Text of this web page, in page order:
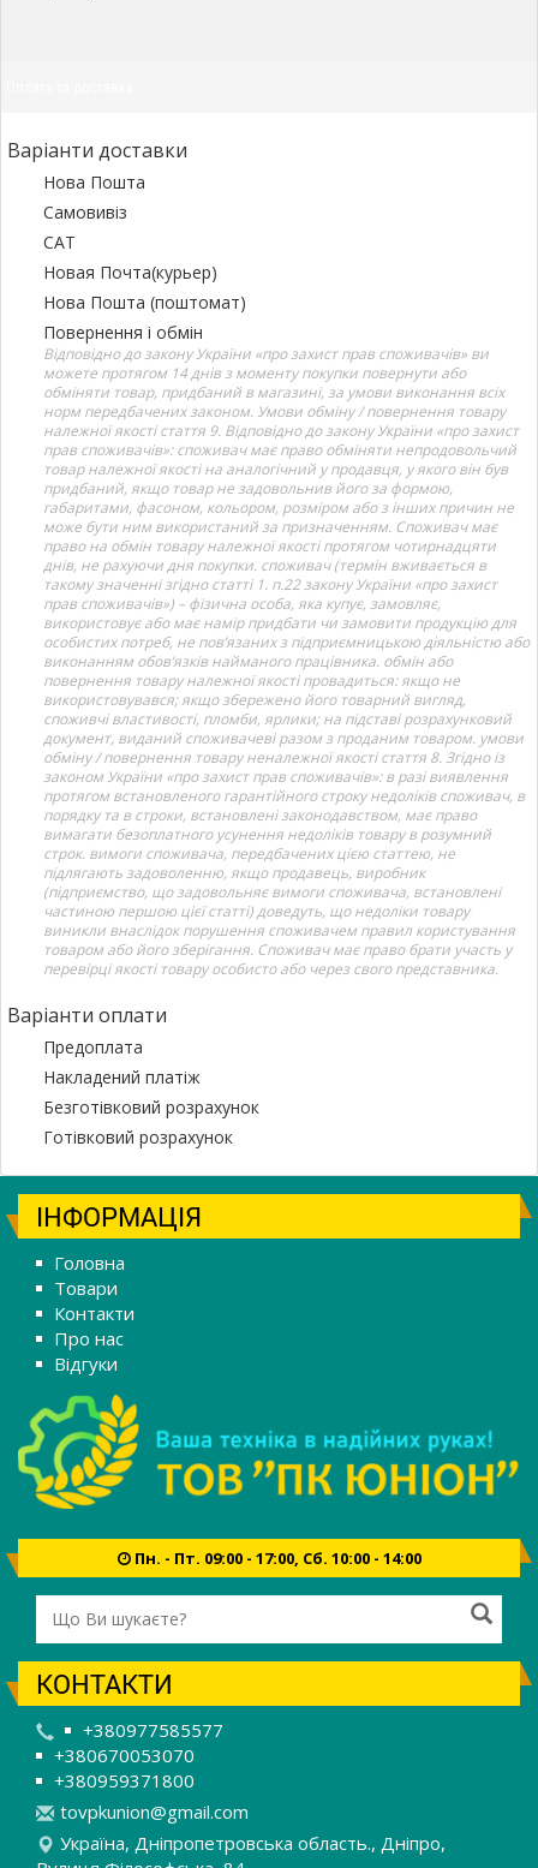
Варіанти доставки
Нова Пошта
Самовивіз
САТ
Новая Почта(курьер)
Нова Пошта (поштомат)
Повернення і обмін
Відповідно до закону України «про захист прав споживачів» ви
можете протягом 14 днів з моменту покупки повернути або
обміняти товар, придбаний в магазині, за умови виконання всіх
норм передбачених законом. Умови обміну / повернення товару
належної якості стаття 9. Відповідно до закону України «про захист
прав споживачів»: споживач має право обміняти непродовольчий
товар належної якості на аналогічний у продавця, у якого він був
придбаний, якщо товар не задовольнив його за формою,
габаритами, фасоном, кольором, розміром або з інших причин не
може бути ним використаний за призначенням. Споживач має
право на обмін товару належної якості протягом чотирнадцяти
днів, не рахуючи дня покупки. споживач (термін вживається в
такому значенні згідно статті 1. п.22 закону України «про захист
прав споживачів») – фізична особа, яка купує, замовляє,
використовує або має намір придбати чи замовити продукцію для
особистих потреб, не пов’язаних з підприємницькою діяльністю або
виконанням обов’язків найманого працівника. обмін або
повернення товару належної якості провадиться: якщо не
використовувався; якщо збережено його товарний вигляд,
споживчі властивості, пломби, ярлики; на підставі розрахунковий
документ, виданий споживачеві разом з проданим товаром. умови
обміну / повернення товару неналежної якості стаття 8. Згідно із
законом України «про захист прав споживачів»: в разі виявлення
протягом встановленого гарантійного строку недоліків споживач, в
порядку та в строки, встановлені законодавством, має право
вимагати безоплатного усунення недоліків товару в розумний
строк. вимоги споживача, передбачених цією статтею, не
підлягають задоволенню, якщо продавець, виробник
(підприємство, що задовольняє вимоги споживача, встановлені
частиною першою цієї статті) доведуть, що недоліки товару
виникли внаслідок порушення споживачем правил користування
товаром або його зберігання. Споживач має право брати участь у
перевірці якості товару особисто або через свого представника.
Варіанти оплати
Предоплата
Накладений платіж
Безготівковий розрахунок
Готівковий розрахунок
ІНФОРМАЦІЯ
Головна
Товари
Контакти
Про нас
Відгуки
Пн. - Пт. 09:00 - 17:00, Сб. 10:00 - 14:00
КОНТАКТИ
+380977585577
+380670053070
+380959371800
tovpkunion@gmail.com
Україна, Дніпропетровська область., Дніпро,